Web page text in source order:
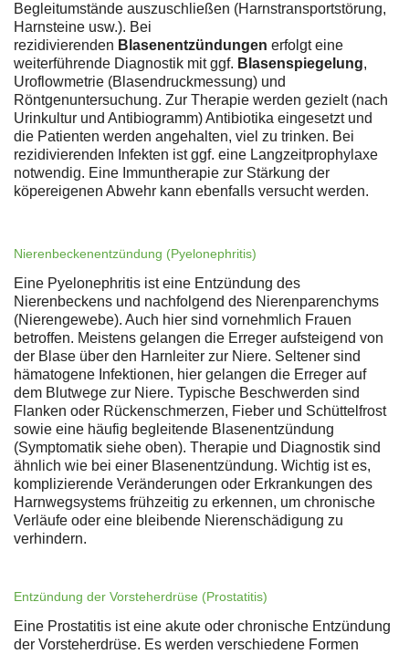
Begleitumstände auszuschließen (Harnstransportstörung,
Harnsteine usw.). Bei
rezidivierenden Blasenentzündungen erfolgt eine
weiterführende Diagnostik mit ggf. Blasenspiegelung,
Uroflowmetrie (Blasendruckmessung) und
Röntgenuntersuchung. Zur Therapie werden gezielt (nach
Urinkultur und Antibiogramm) Antibiotika eingesetzt und
die Patienten werden angehalten, viel zu trinken. Bei
rezidivierenden Infekten ist ggf. eine Langzeitprophylaxe
notwendig. Eine Immuntherapie zur Stärkung der
köpereigenen Abwehr kann ebenfalls versucht werden.
Nierenbeckenentzündung (Pyelonephritis)
Eine Pyelonephritis ist eine Entzündung des
Nierenbeckens und nachfolgend des Nierenparenchyms
(Nierengewebe). Auch hier sind vornehmlich Frauen
betroffen. Meistens gelangen die Erreger aufsteigend von
der Blase über den Harnleiter zur Niere. Seltener sind
hämatogene Infektionen, hier gelangen die Erreger auf
dem Blutwege zur Niere. Typische Beschwerden sind
Flanken oder Rückenschmerzen, Fieber und Schüttelfrost
sowie eine häufig begleitende Blasenentzündung
(Symptomatik siehe oben). Therapie und Diagnostik sind
ähnlich wie bei einer Blasenentzündung. Wichtig ist es,
komplizierende Veränderungen oder Erkrankungen des
Harnwegsystems frühzeitig zu erkennen, um chronische
Verläufe oder eine bleibende Nierenschädigung zu
verhindern.
Entzündung der Vorsteherdrüse (Prostatitis)
Eine Prostatitis ist eine akute oder chronische Entzündung
der Vorsteherdrüse. Es werden verschiedene Formen